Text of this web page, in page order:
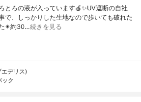
とろの液が入っています🍎✨UV遮断の自社
で、しっかりした生地なので歩いても破れた
✴約30…続きを見る
デリス)
ック